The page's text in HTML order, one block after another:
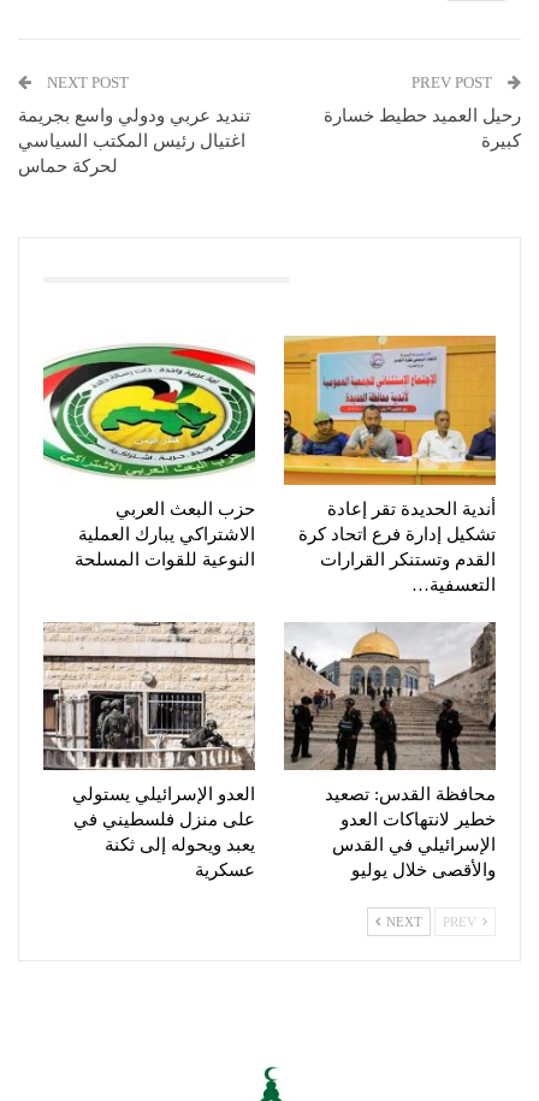
رحيل العميد حطيط خسارة
كبيرة
NEXT POST
تنديد عربي ودولي واسع بجريمة
اغتيال رئيس المكتب السياسي
لحركة حماس
أندية الحديدة تقر إعادة
تشكيل إدارة فرع اتحاد كرة
القدم وتستنكر القرارات
التعسفية…
حزب البعث العربي
الاشتراكي يبارك العملية
النوعية للقوات المسلحة
محافظة القدس: تصعيد
خطير لانتهاكات العدو
الإسرائيلي في القدس
والأقصى خلال يوليو
العدو الإسرائيلي يستولي
على منزل فلسطيني في
يعبد ويحوله إلى ثكنة
عسكرية
NEXT